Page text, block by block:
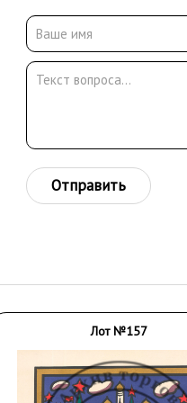
Отправить
Лот №157